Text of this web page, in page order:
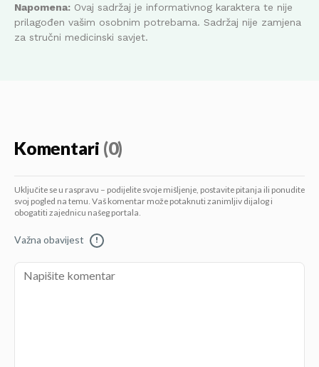
Napomena: Ovaj sadržaj je informativnog karaktera te nije
prilagođen vašim osobnim potrebama. Sadržaj nije zamjena
za stručni medicinski savjet.
Komentari (0)
Uključite se u raspravu – podijelite svoje mišljenje, postavite pitanja ili ponudite
svoj pogled na temu. Vaš komentar može potaknuti zanimljiv dijalog i
obogatiti zajednicu našeg portala.
Važna obavijest !